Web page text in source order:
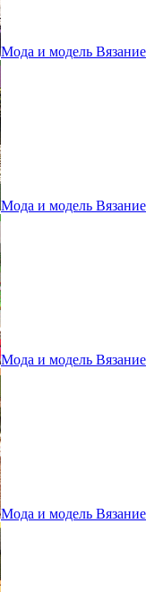
Мода и модель Вязание
Мода и модель Вязание
Мода и модель Вязание
Мода и модель Вязание